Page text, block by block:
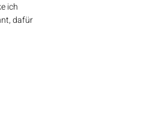
ich
dafür